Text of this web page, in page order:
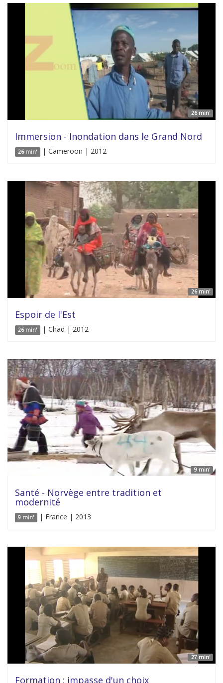
26 min'
Immersion - Inondation dans le Grand Nord
26 min' | Cameroon | 2012
26 min'
Espoir de l'Est
26 min' | Chad | 2012
9 min'
Santé - Norvège entre tradition et
modernité
9 min' | France | 2013
27 min'
Formation : impasse d'un choix